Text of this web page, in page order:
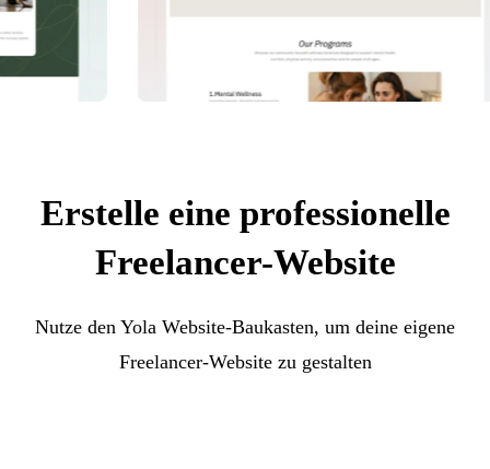
Erstelle eine professionelle
Freelancer-Website
Nutze den Yola Website-Baukasten, um deine eigene
Freelancer-Website zu gestalten